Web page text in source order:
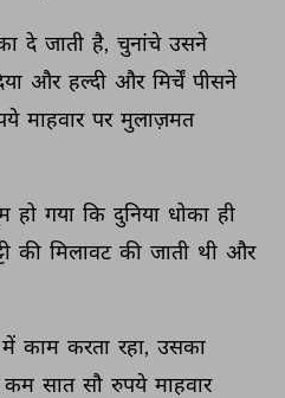
दे जाती है, चुनांचे उसने
और हल्दी और मिर्चें पीसने
माहवार पर मुलाज़मत
हो गया कि दुनिया धोका ही
की मिलावट की जाती थी और
में काम करता रहा, उसका
कम सात सौ रुपये माहवार